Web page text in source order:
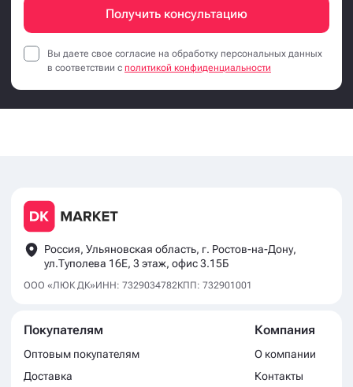
Получить консультацию
Вы даете свое согласие на обработку персональных данных
в соответствии с политикой конфиденциальности
Россия, Ульяновская область, г. Ростов-на-Дону,
ул.Туполева 16Е, 3 этаж, офис 3.15Б
ООО «ЛЮК ДК»ИНН: 7329034782КПП: 732901001
Покупателям
Оптовым покупателям
Доставка
Компания
О компании
Контакты